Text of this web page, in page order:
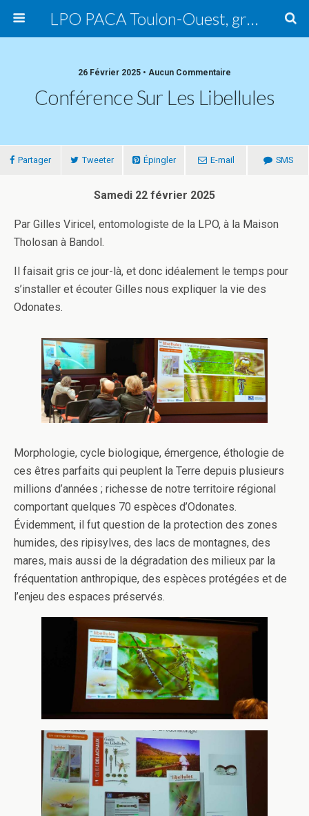
LPO PACA Toulon-Ouest, groupe local
26 Février 2025 • Aucun Commentaire
Conférence Sur Les Libellules
Partager Tweeter Épingler E-mail SMS
Samedi 22 février 2025
Par Gilles Viricel, entomologiste de la LPO, à la Maison
Tholosan à Bandol.
Il faisait gris ce jour-là, et donc idéalement le temps pour
s’installer et écouter Gilles nous expliquer la vie des
Odonates.
Morphologie, cycle biologique, émergence, éthologie de
ces êtres parfaits qui peuplent la Terre depuis plusieurs
millions d’années ; richesse de notre territoire régional
comportant quelques 70 espèces d’Odonates.
Évidemment, il fut question de la protection des zones
humides, des ripisylves, des lacs de montagnes, des
mares, mais aussi de la dégradation des milieux par la
fréquentation anthropique, des espèces protégées et de
l’enjeu des espaces préservés.